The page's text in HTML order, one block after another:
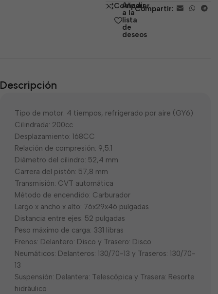
5 Comparar
Añadir
a la
lista
de
deseos
Compartir:
Descripción
Tipo de motor: 4 tiempos, refrigerado por aire (GY6)
Cilindrada: 200cc
Desplazamiento: 168CC
Relación de compresión: 9,5:1
Diámetro del cilindro: 52,4 mm
Carrera del pistón: 57,8 mm
Transmisión: CVT automática
Método de encendido: Carburador
Largo x ancho x alto: 76x29x46 pulgadas
Distancia entre ejes: 52 pulgadas
Peso máximo de carga: 331 libras
Frenos: Delantero: Disco y Trasero: Disco
Neumáticos: Delanteros: 130/70-13 y Traseros: 130/70-
13
Suspensión: Delantera: Telescópica y Trasera: Resorte
hidráulico